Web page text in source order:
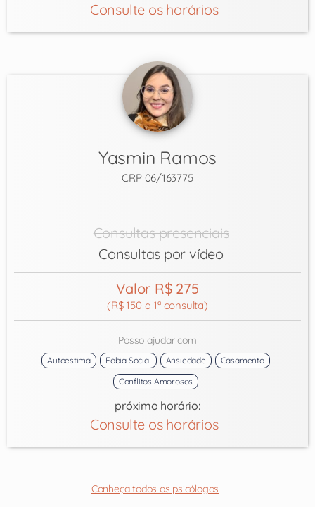
Consulte os horários
Yasmin Ramos
CRP 06/163775
Consultas presenciais
Consultas por vídeo
Valor R$ 275
(R$ 150 a 1ª consulta)
Posso ajudar com
Autoestima Fobia Social Ansiedade
Casamento
Conflitos Amorosos
próximo horário:
Consulte os horários
Conheça todos os psicólogos